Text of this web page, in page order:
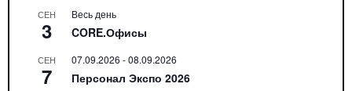
СЕН
3
Весь день
CORE.Офисы
СЕН
7
07.09.2026 -08.09.2026
Персонал Экспо 2026